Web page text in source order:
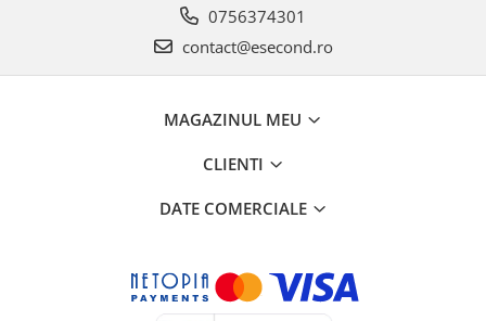
Aparate Foto & Accesorii
Camere video si sport
Drone si Accesorii
0756374301
contact@esecond.ro
MAGAZINUL MEU
CLIENTI
DATE COMERCIALE